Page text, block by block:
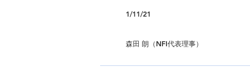
1/11/21
森田 朗（NFI代表理事）